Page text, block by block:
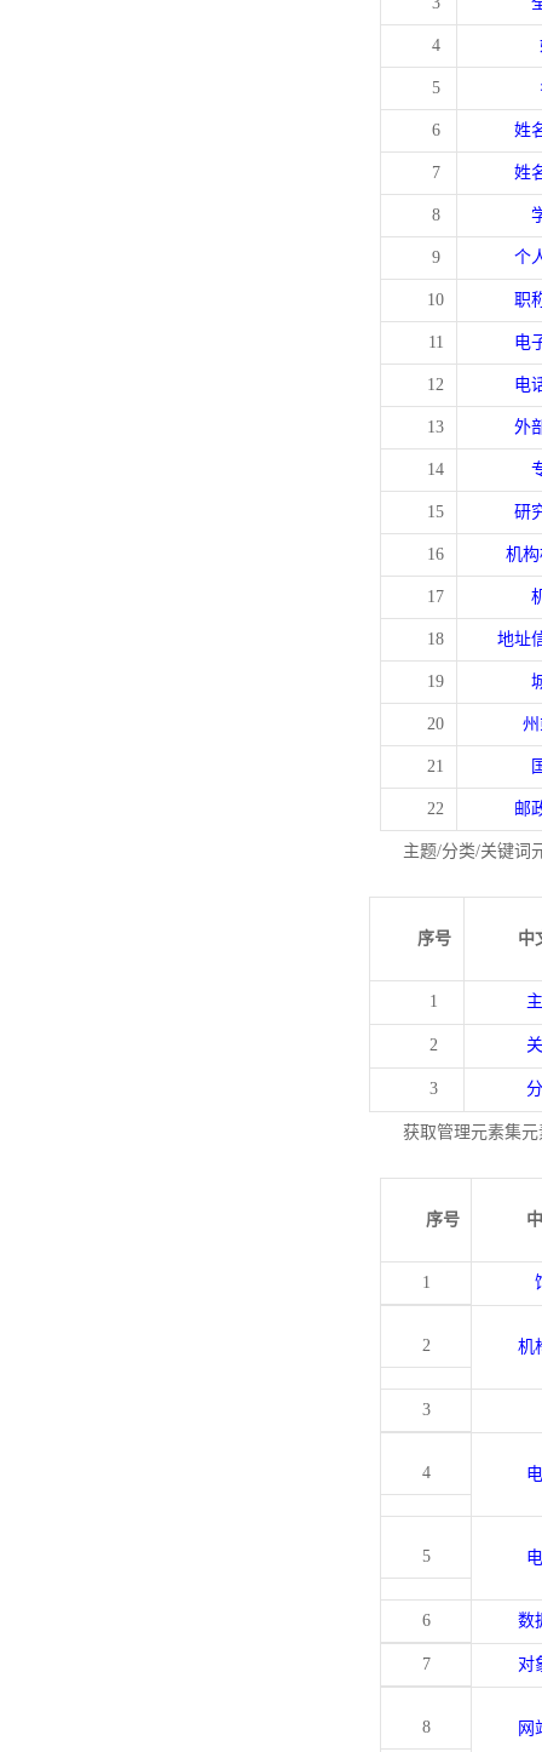
4
5
6 姓
7 姓
8
9 个
10 职
11 电
12 电
13 外
14
15 研
16 机
17
18 地址
19
20
21
22 邮
主题/分类/关键词
序号 中
1
2
3
获取管理元素集
序号
1
2 机
3
4
5
6 数
7 对
8 网